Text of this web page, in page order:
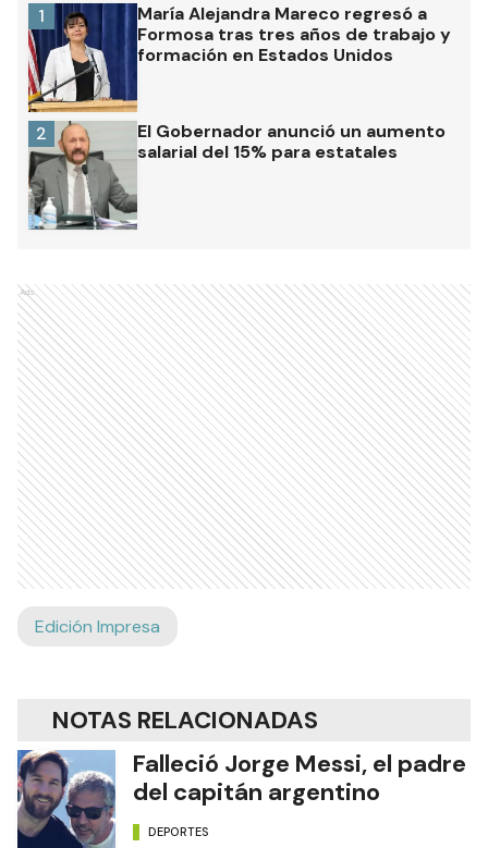
María Alejandra Mareco regresó a
Formosa tras tres años de trabajo y
formación en Estados Unidos
1
El Gobernador anunció un aumento
salarial del 15% para estatales
2
Ads
Edición Impresa
NOTAS RELACIONADAS
Falleció Jorge Messi, el padre
del capitán argentino
DEPORTES